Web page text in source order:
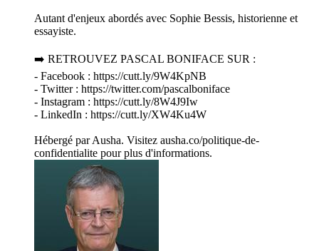
Autant d'enjeux abordés avec Sophie Bessis, historienne et
essayiste.
➡️ RETROUVEZ PASCAL BONIFACE SUR :
- Facebook : https://cutt.ly/9W4KpNB
- Twitter : https://twitter.com/pascalboniface
- Instagram : https://cutt.ly/8W4J9Iw
- LinkedIn : https://cutt.ly/XW4Ku4W
Hébergé par Ausha. Visitez ausha.co/politique-de-
confidentialite pour plus d'informations.